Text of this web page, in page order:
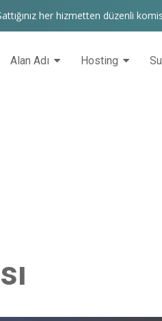
her hizmetten düzenli
Alan Adı Hosting